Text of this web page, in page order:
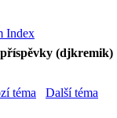
Index
(djkremik)
téma Další téma